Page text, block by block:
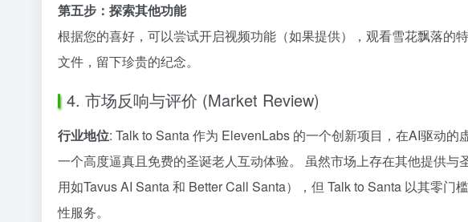
第五步：探索其他功能
根据您的喜好，可以尝试开启视频功能（如果提供），观看雪花飘落
文件，留下珍贵的纪念。
4. 市场反响与评价 (Market Review)
行业地位: Talk to Santa 作为 ElevenLabs 的一个创新项目，在AI驱动
一个高度逼真且免费的圣诞老人互动体验。 虽然市场上存在其他提供
用如Tavus AI Santa 和 Better Call Santa），但 Talk to Santa 以其零
性服务。